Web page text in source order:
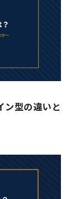
ン型の違いと